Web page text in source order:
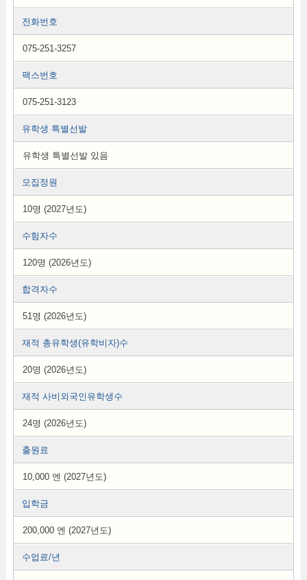
전화번호
075-251-3257
팩스번호
075-251-3123
유학생 특별선발
유학생 특별선발 있음
모집정원
10명 (2027년도)
수험자수
120명 (2026년도)
합격자수
51명 (2026년도)
재적 총유학생(유학비자)수
20명 (2026년도)
재적 사비외국인유학생수
24명 (2026년도)
출원료
10,000 엔 (2027년도)
입학금
200,000 엔 (2027년도)
수업료/년